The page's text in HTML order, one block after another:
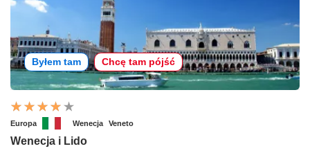
Byłem tam Chcę tam pójść
Europa Wenecja Veneto
Wenecja i Lido